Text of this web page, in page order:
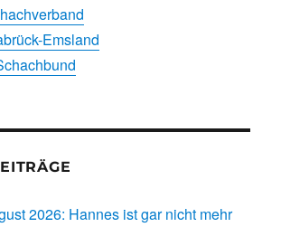
Emsland
2026: Hannes ist gar nicht mehr